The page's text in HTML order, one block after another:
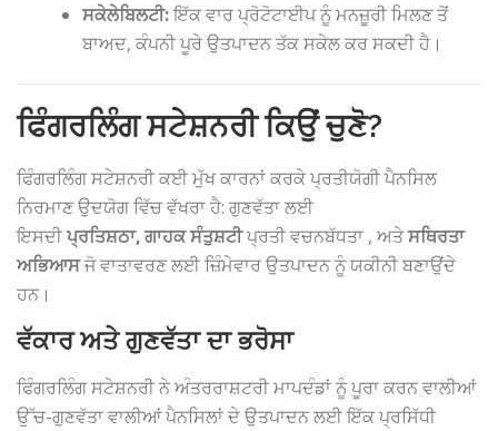
ਸਕੇਲੇਬਿਲਟੀ:ਇੱਕ ਵਾਰ ਪ੍ਰੋਟੋਟਾਈਪ ਨੂੰ ਮਨਜ਼ੂਰੀ ਮਿਲਣ ਤੋਂ
ਬਾਅਦ, ਕੰਪਨੀ ਪੂਰੇ ਉਤਪਾਦਨ ਤੱਕ ਸਕੇਲ ਕਰ ਸਕਦੀ ਹੈ।
ਫਿੰਗਰਲਿੰਗ ਸਟੇਸ਼ਨਰੀ ਕਿਉਂ ਚੁਣੋ?
ਫਿੰਗਰਲਿੰਗ ਸਟੇਸ਼ਨਰੀ ਕਈ ਮੁੱਖ ਕਾਰਨਾਂ ਕਰਕੇ ਪ੍ਰਤੀਯੋਗੀ ਪੈਨਸਿਲ
ਨਿਰਮਾਣ ਉਦਯੋਗ ਵਿੱਚ ਵੱਖਰਾ ਹੈ: ਗੁਣਵੱਤਾ ਲਈ
ਇਸਦੀਪ੍ਰਤਿਸ਼ਠਾ,ਗਾਹਕ ਸੰਤੁਸ਼ਟੀਪ੍ਰਤੀ ਵਚਨਬੱਧਤਾ , ਅਤੇਸਥਿਰਤਾ
ਅਭਿਆਸਜੋ ਵਾਤਾਵਰਣ ਲਈ ਜ਼ਿੰਮੇਵਾਰ ਉਤਪਾਦਨ ਨੂੰ ਯਕੀਨੀ ਬਣਾਉਂਦੇ
ਹਨ।
ਵੱਕਾਰ ਅਤੇ ਗੁਣਵੱਤਾ ਦਾ ਭਰੋਸਾ
ਫਿੰਗਰਲਿੰਗ ਸਟੇਸ਼ਨਰੀ ਨੇ ਅੰਤਰਰਾਸ਼ਟਰੀ ਮਾਪਦੰਡਾਂ ਨੂੰ ਪੂਰਾ ਕਰਨ ਵਾਲੀਆਂ
ਉੱਚ-ਗੁਣਵੱਤਾ ਵਾਲੀਆਂ ਪੈਨਸਿਲਾਂ ਦੇ ਉਤਪਾਦਨ ਲਈ ਇੱਕ ਪ੍ਰਸਿੱਧੀ